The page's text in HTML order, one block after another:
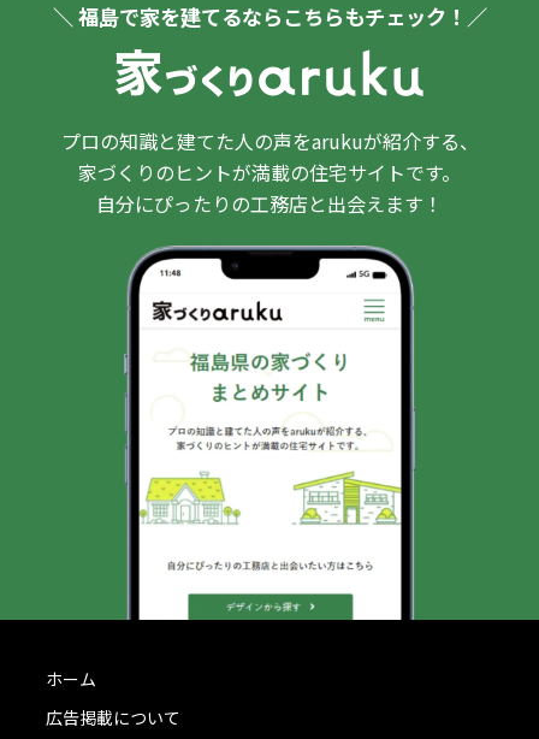
＼ 福島で家を建てるならこちらもチェック！／
プロの知識と建てた人の声をarukuが紹介する、
家づくりのヒントが満載の住宅サイトです。
自分にぴったりの工務店と出会えます！
ホーム
広告掲載について